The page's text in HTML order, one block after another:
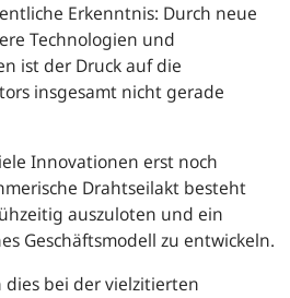
Erkenntnis: Durch neue
Technologien und
ist der Druck auf die
insgesamt nicht gerade
Innovationen erst noch
Drahtseilakt besteht
auszuloten und ein
Geschäftsmodell zu entwickeln.
dies bei der vielzitierten